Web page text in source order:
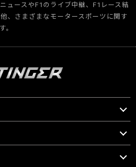
ュースやF1のライブ中継、F1レース結
、さまざまなモータースポーツに関す
。